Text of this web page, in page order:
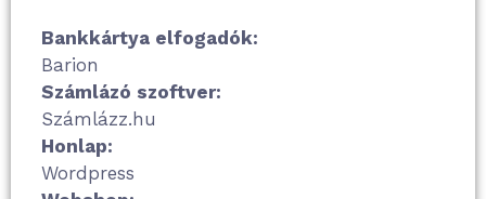
Bankkártya elfogadók:
Barion
Számlázó szoftver:
Számlázz.hu
Honlap:
Wordpress